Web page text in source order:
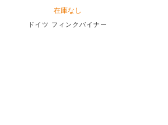
在庫なし
ドイツ フィンクバイナー